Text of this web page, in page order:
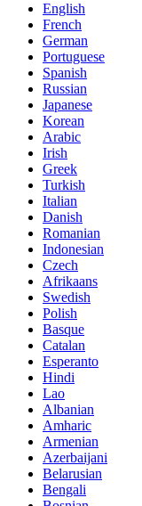
English
French
German
Portuguese
Spanish
Russian
Japanese
Korean
Arabic
Irish
Greek
Turkish
Italian
Danish
Romanian
Indonesian
Czech
Afrikaans
Swedish
Polish
Basque
Catalan
Esperanto
Hindi
Lao
Albanian
Amharic
Armenian
Azerbaijani
Belarusian
Bengali